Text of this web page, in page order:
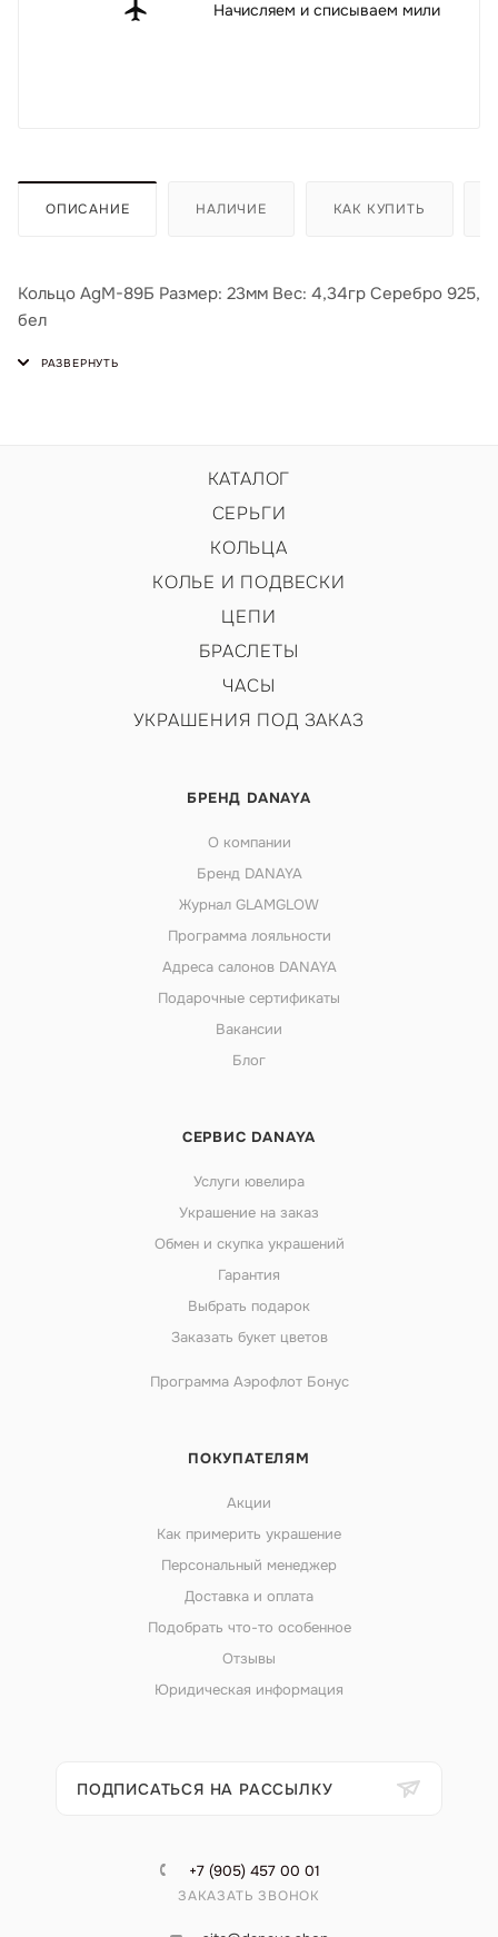
Начисляем и списываем мили
ОПИСАНИЕ НАЛИЧИЕ КАК КУПИТЬ
Кольцо AgМ-89Б Размер: 23мм Вес: 4,34гр Серебро 925,
бел
КАТАЛОГ
СЕРЬГИ
КОЛЬЦА
КОЛЬЕ И ПОДВЕСКИ
ЦЕПИ
БРАСЛЕТЫ
ЧАСЫ
УКРАШЕНИЯ ПОД ЗАКАЗ
БРЕНД DANAYA
О компании
Бренд DANAYA
Журнал GLAMGLOW
Программа лояльности
Адреса салонов DANAYA
Подарочные сертификаты
Вакансии
Блог
СЕРВИС DANAYA
Услуги ювелира
Украшение на заказ
Обмен и скупка украшений
Гарантия
Выбрать подарок
Заказать букет цветов
Программа Аэрофлот Бонус
ПОКУПАТЕЛЯМ
Акции
Как примерить украшение
Персональный менеджер
Доставка и оплата
Подобрать что-то особенное
Отзывы
Юридическая информация
ПОДПИСАТЬСЯ НА РАССЫЛКУ
+7 (905) 457 00 01
ЗАКАЗАТЬ ЗВОНОК